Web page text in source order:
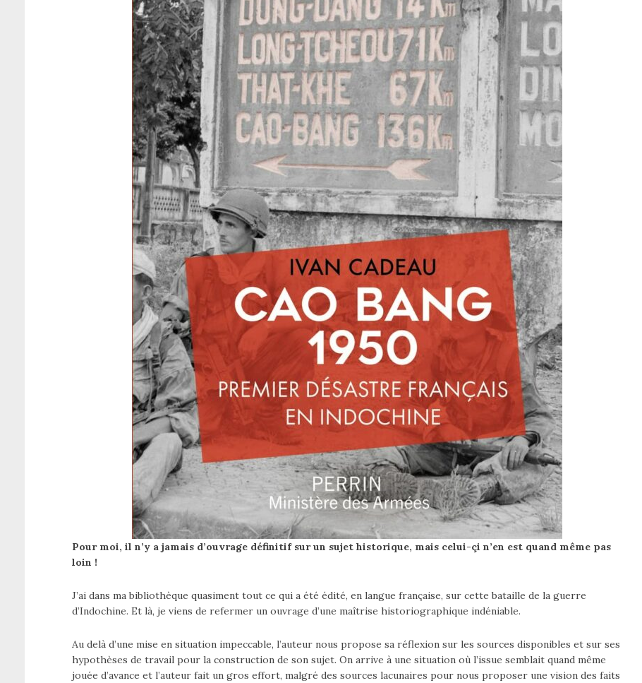
Pour moi, il n’y a jamais d’ouvrage définitif sur un sujet historique, mais celui-çi n’en est quand même pas
loin !
J’ai dans ma bibliothèque quasiment tout ce qui a été édité, en langue française, sur cette bataille de la guerre
d’Indochine. Et là, je viens de refermer un ouvrage d’une maîtrise historiographique indéniable.
Au delà d’une mise en situation impeccable, l’auteur nous propose sa réflexion sur les sources disponibles et sur ses
hypothèses de travail pour la construction de son sujet. On arrive à une situation où l’issue semblait quand même
jouée d’avance et l’auteur fait un gros effort, malgré des sources lacunaires pour nous proposer une vision des faits